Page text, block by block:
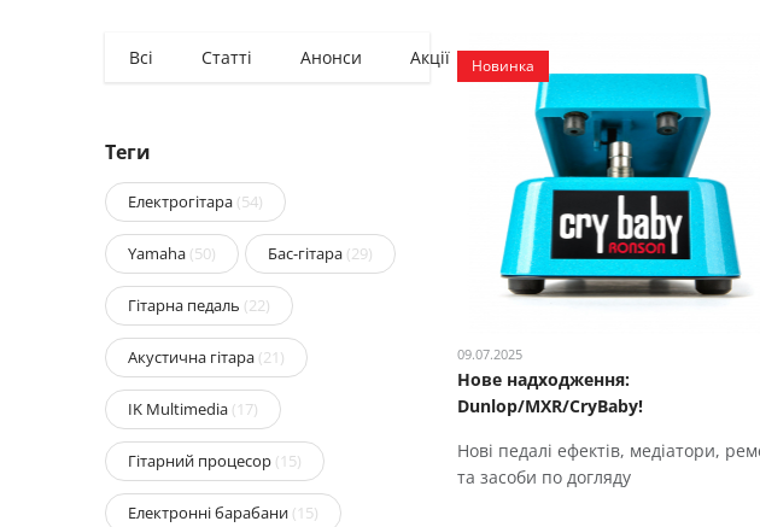
Всі Статті Анонси Акції Події
Теги
Електрогітара (54)
Yamaha (50) Бас-гітара (29)
Гітарна педаль (22)
Акустична гітара (21)
IK Multimedia (17)
Гітарний процесор (15)
Електронні барабани (15)
Новинка
09.07.2025
Нове надходження:
Dunlop/MXR/CryBaby!
Нові педалі ефектів, медіатори,
та засоби по догляду